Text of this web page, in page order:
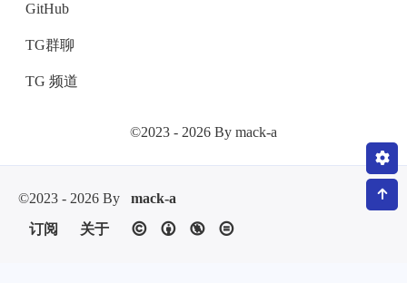
GitHub
TG群聊
TG 频道
©2023 - 2026 By mack-a
©2023 - 2026 By
mack-a
订阅
关于